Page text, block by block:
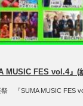
MUSIC FES vol.4』(
『SUMA MUSIC FES